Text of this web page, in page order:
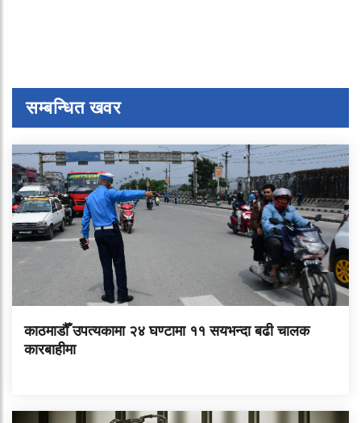
सम्बन्धित खवर
काठमाडौँ उपत्यकामा २४ घण्टामा ११ सयभन्दा बढी चालक
कारबाहीमा